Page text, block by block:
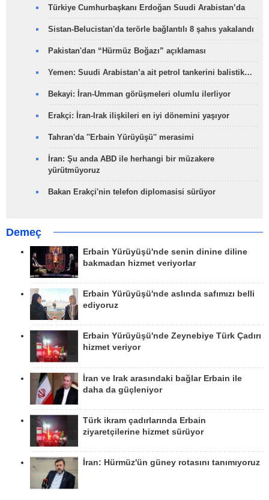
Türkiye Cumhurbaşkanı Erdoğan Suudi Arabistan’da
Sistan-Belucistan'da terörle bağlantılı 8 şahıs yakalandı
Pakistan'dan “Hürmüz Boğazı” açıklaması
Yemen: Suudi Arabistan’a ait petrol tankerini balistik…
Bekayi: İran-Umman görüşmeleri olumlu ilerliyor
Erakçi: İran-Irak ilişkileri en iyi dönemini yaşıyor
Tahran'da ''Erbain Yürüyüşü'' merasimi
İran: Şu anda ABD ile herhangi bir müzakere
yürütmüyoruz
Bakan Erakçi'nin telefon diplomasisi sürüyor
Demeç
Erbain Yürüyüşü'nde senin dinine diline
bakmadan hizmet veriyorlar
Erbain Yürüyüşü'nde aslında safımızı belli
ediyoruz
Erbain Yürüyüşü'nde Zeynebiye Türk Çadırı
hizmet veriyor
İran ve Irak arasındaki bağlar Erbain ile
daha da güçleniyor
Türk ikram çadırlarında Erbain
ziyaretçilerine hizmet sürüyor
İran: Hürmüz'ün güney rotasını tanımıyoruz